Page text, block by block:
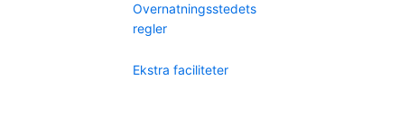
Overnatningsstedets
regler
Ekstra faciliteter